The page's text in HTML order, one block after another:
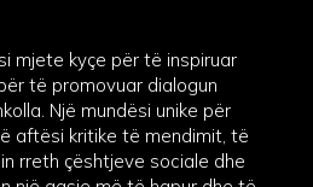
mjete kyçe për të inspiruar
të promovuar dialogun
Një mundësi unike për
aftësi kritike të mendimit, të
rreth çështjeve sociale dhe